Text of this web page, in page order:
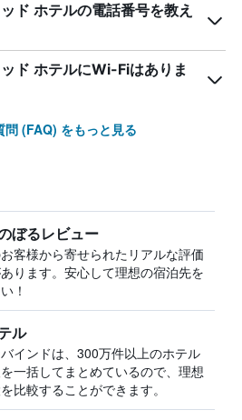
ド ホテルの電話番号を教え
ド ホテルにWi-Fiはありま
問 (FAQ) をもっと見る
ぼるレビュー
客様から寄せられたリアルな評価
ります。安心して理想の宿泊先を
！
ル
インドは、300万件以上のホテル
一括してまとめているので、理想
比較することができます。